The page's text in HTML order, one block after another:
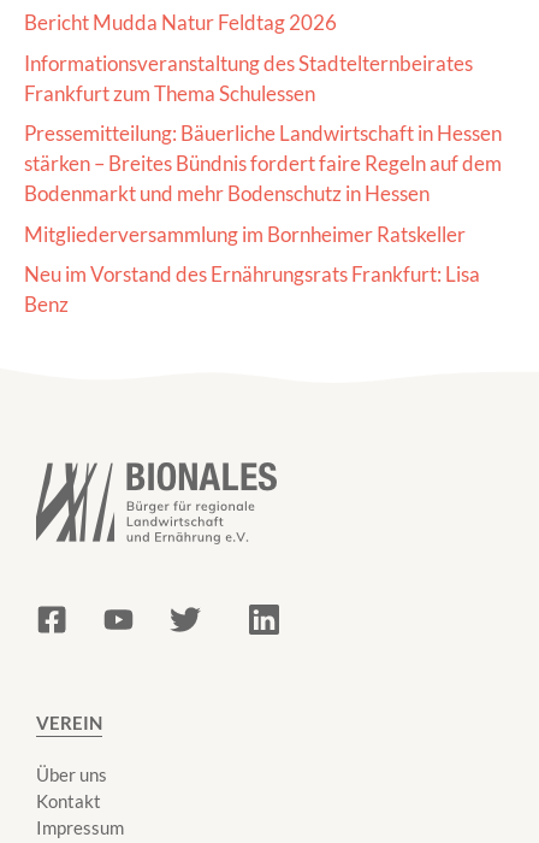
Bericht Mudda Natur Feldtag 2026
Informationsveranstaltung des Stadtelternbeirates
Frankfurt zum Thema Schulessen
Pressemitteilung: Bäuerliche Landwirtschaft in Hessen
stärken – Breites Bündnis fordert faire Regeln auf dem
Bodenmarkt und mehr Bodenschutz in Hessen
Mitgliederversammlung im Bornheimer Ratskeller
Neu im Vorstand des Ernährungsrats Frankfurt: Lisa
Benz
VEREIN
Über uns
Kontakt
Impressum